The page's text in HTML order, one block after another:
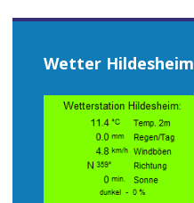
Wetter Hildesheim